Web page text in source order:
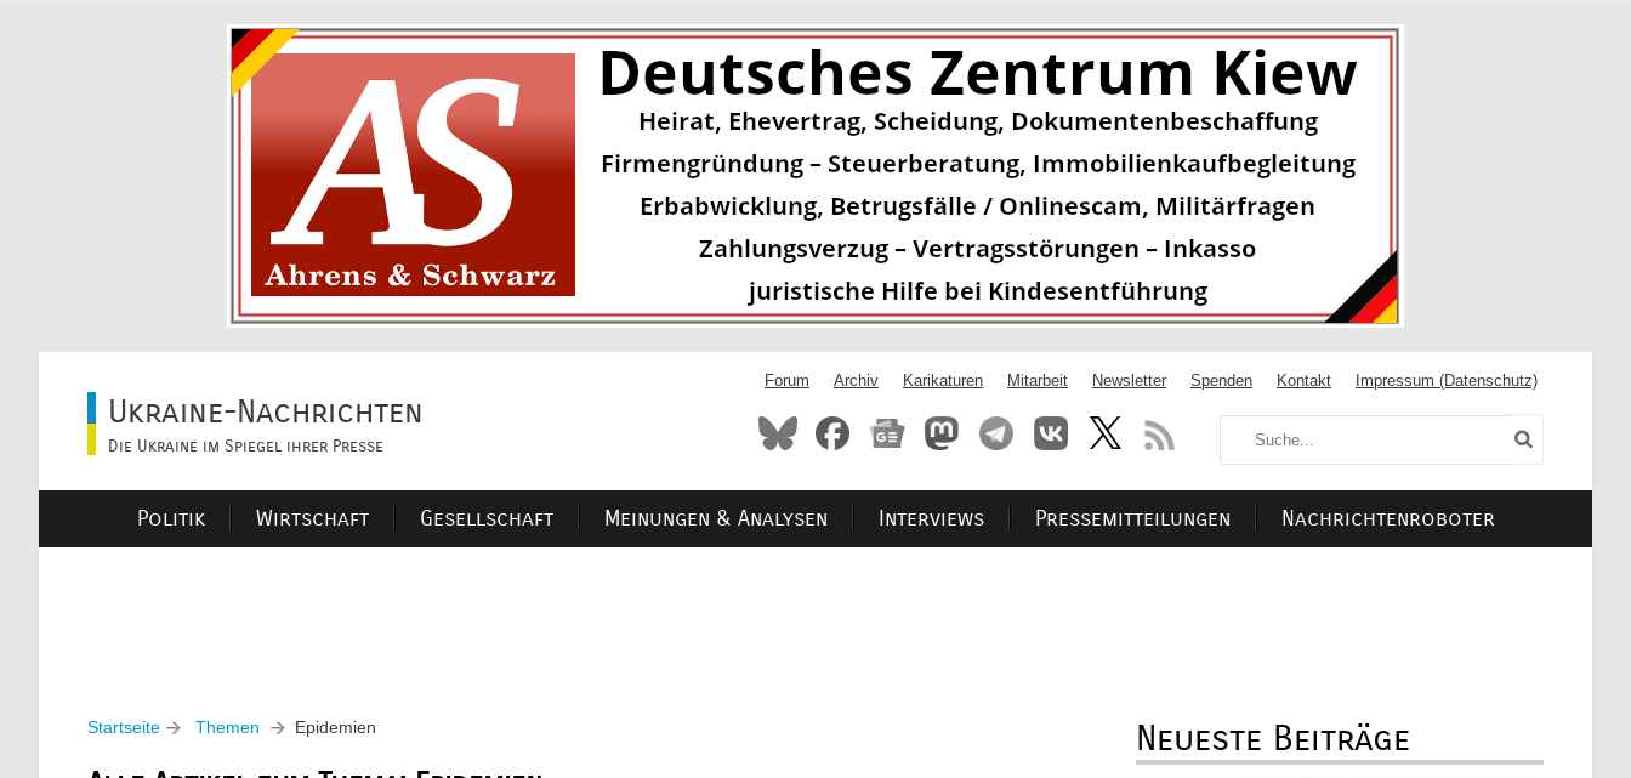
Ukraine-Nachrichten
Die Ukraine im Spiegel ihrer Presse
Forum Archiv Karikaturen Mitarbeit Newsletter Spenden Kontakt Impressum (Datenschutz)
Politik Wirtschaft Gesellschaft Meinungen & Analysen Interviews Pressemitteilungen Nachrichtenroboter
Startseite Themen Epidemien Neueste Beiträge